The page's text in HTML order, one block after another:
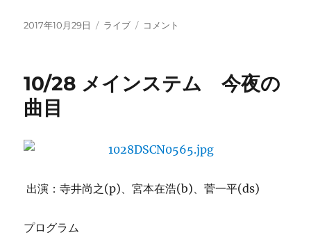
投
2017年10月29日
カ
ー
ライブ
今
案
コメント
10/28 メインステム 今夜の
曲目
出演：寺井尚之(p)、宮本在浩(b)、菅一平(ds)
プログラム